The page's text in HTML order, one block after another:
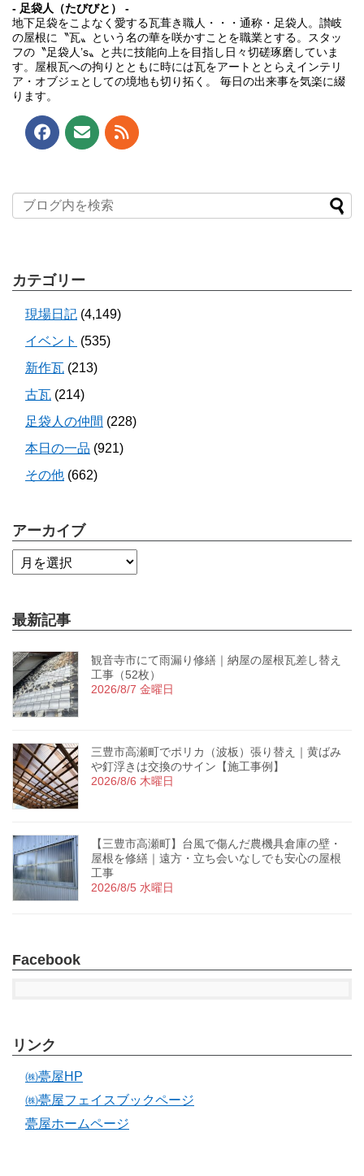
- 足袋人（たびびと） -
地下足袋をこよなく愛する瓦葺き職人・・・通称・足袋人。讃岐
の屋根に〝瓦〟という名の華を咲かすことを職業とする。スタッ
フの〝足袋人’s〟と共に技能向上を目指し日々切磋琢磨していま
す。屋根瓦への拘りとともに時には瓦をアートととらえインテリ
ア・オブジェとしての境地も切り拓く。 毎日の出来事を気楽に綴
ります。
カテゴリー
現場日記 (4,149)
イベント (535)
新作瓦 (213)
古瓦 (214)
足袋人の仲間 (228)
本日の一品 (921)
その他 (662)
アーカイブ
最新記事
観音寺市にて雨漏り修繕｜納屋の屋根瓦差し替え
工事（52枚）
2026/8/7 金曜日
三豊市高瀬町でポリカ（波板）張り替え｜黄ばみ
や釘浮きは交換のサイン【施工事例】
2026/8/6 木曜日
【三豊市高瀬町】台風で傷んだ農機具倉庫の壁・
屋根を修繕｜遠方・立ち会いなしでも安心の屋根
工事
2026/8/5 水曜日
Facebook
リンク
㈱甍屋HP
㈱甍屋フェイスブックページ
甍屋ホームページ